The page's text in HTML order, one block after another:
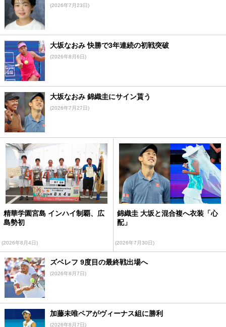
(2026年7月23日)
大坂なおみ 快勝で3年連続の初戦突破
(2026年8月6日)
大坂なおみ 錦織圭にサイン貰う
(2026年7月27日)
精華学園宮島 インハイ制覇、広
島勢初
(2026年8月4日)
錦織圭 大坂と混合複へ衣装「心
配」
(2026年7月30日)
ズベレフ 9度目の最終戦出場へ
(2026年8月7日)
加藤未唯ペアがヴィーナス組に勝利
(2026年8月7日)